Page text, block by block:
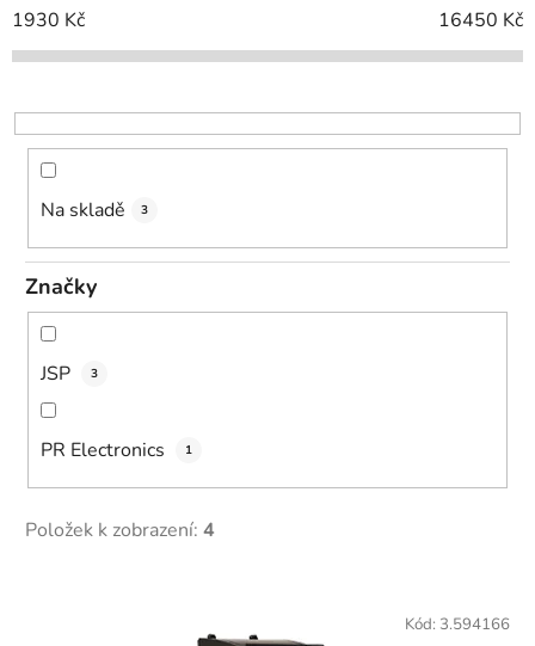
í
p
o
d
ů
1930 Kč 16450 Kč
Na skladě 3
Značky
JSP 3
PR Electronics 1
Položek k zobrazení: 4
Kód: 3.594166